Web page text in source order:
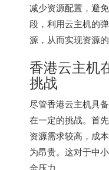
减少资源配置，避
段，利用云主机的
源，从而实现资源的
香港云主机
挑战
尽管香港云主机具
在一定的挑战。首
资源需求较高，成
为昂贵。这对于中
金压力。